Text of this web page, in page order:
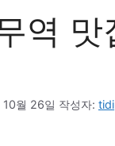
역 맛
월 26일 작성자: